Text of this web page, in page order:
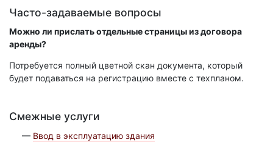
Часто-задаваемые вопросы
Можно ли прислать отдельные страницы из договора
аренды?
Потребуется полный цветной скан документа, который
будет подаваться на регистрацию вместе с техпланом.
Смежные услуги
— Ввод в эксплуатацию здания